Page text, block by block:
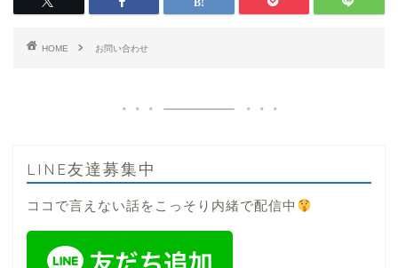
HOME お問い合わせ
LINE友達募集中
ココで言えない話をこっそり内緒で配信中